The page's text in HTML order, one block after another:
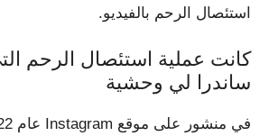
استئصال الرحم بالفيديو.
كانت عملية استئصال الرحم
ساندرا لي وحشية